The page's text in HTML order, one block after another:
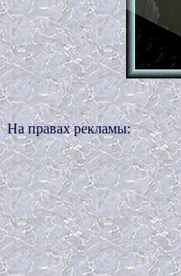
На правах рекламы: